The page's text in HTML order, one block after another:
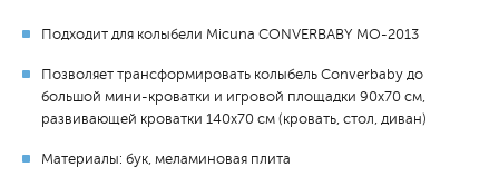
Подходит для колыбели Micuna CONVERBABY МО-2013
Позволяет трансформировать колыбель Converbaby до
большой мини-кроватки и игровой площадки 90x70 см,
развивающей кроватки 140x70 см (кровать, стол, диван)
Материалы: бук, меламиновая плита